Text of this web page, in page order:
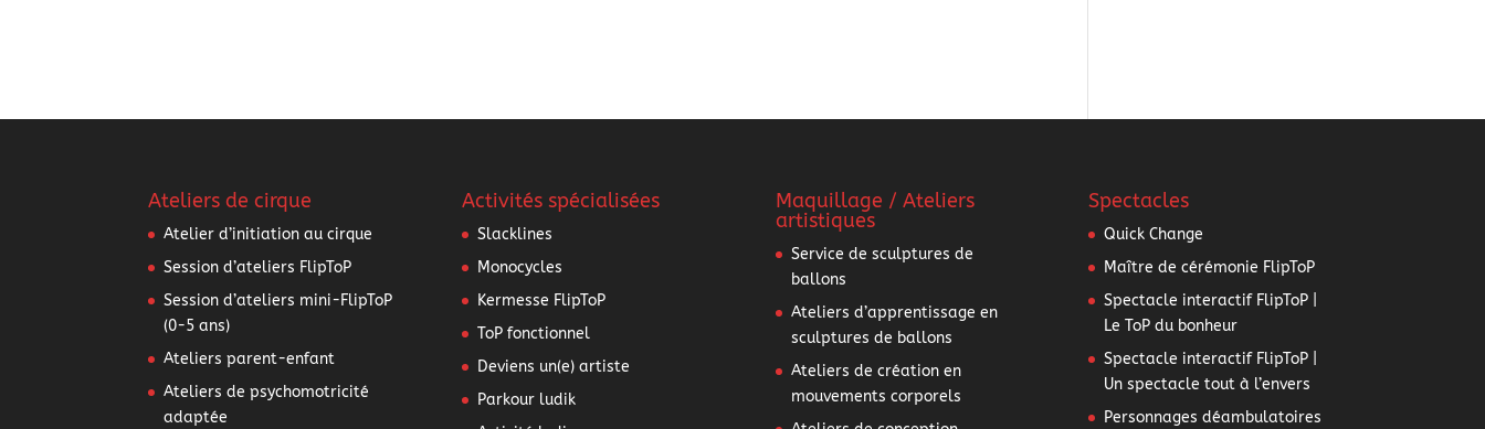
Ateliers de cirque
Atelier d’initiation au cirque
Session d’ateliers FlipToP
Session d’ateliers mini-FlipToP
(0-5 ans)
Ateliers parent-enfant
Ateliers de psychomotricité
adaptée
Activités spécialisées
Slacklines
Monocycles
Kermesse FlipToP
ToP fonctionnel
Deviens un(e) artiste
Parkour ludik
Maquillage / Ateliers
artistiques
Service de sculptures de
ballons
Ateliers d’apprentissage en
sculptures de ballons
Ateliers de création en
mouvements corporels
Spectacles
Quick Change
Maître de cérémonie FlipToP
Spectacle interactif FlipToP |
Le ToP du bonheur
Spectacle interactif FlipToP |
Un spectacle tout à l’envers
Personnages déambulatoires